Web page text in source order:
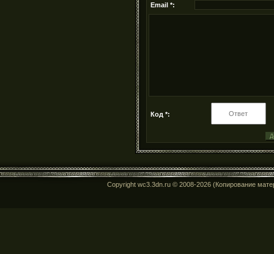
Email *:
Код *:
Copyright wc3.3dn.ru © 2008-2026 (Копирование